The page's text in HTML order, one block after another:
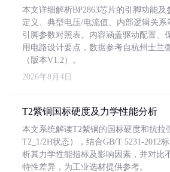
本文详细解析BP2863芯片的引脚功能及
定义、典型电压/电流值、内部逻辑关
引脚参数对照表。内容涵盖驱动配置、
用电路设计要点，数据参考自杭州士兰
（版本V1.2）。
2026年8月4日
T2紫铜国标硬度及力学性能分析
本文系统解读T2紫铜的国标硬度和抗拉
T2_1/2H状态），结合GB/T 5231-2012
析其力学性能指标及影响因素，并对比
特性差异，为工业选材提供参考。